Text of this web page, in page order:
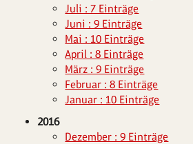
Juli : 7 Einträge
Juni : 9 Einträge
Mai : 10 Einträge
April : 8 Einträge
März : 9 Einträge
Februar : 8 Einträge
Januar : 10 Einträge
2016
Dezember : 9 Einträge